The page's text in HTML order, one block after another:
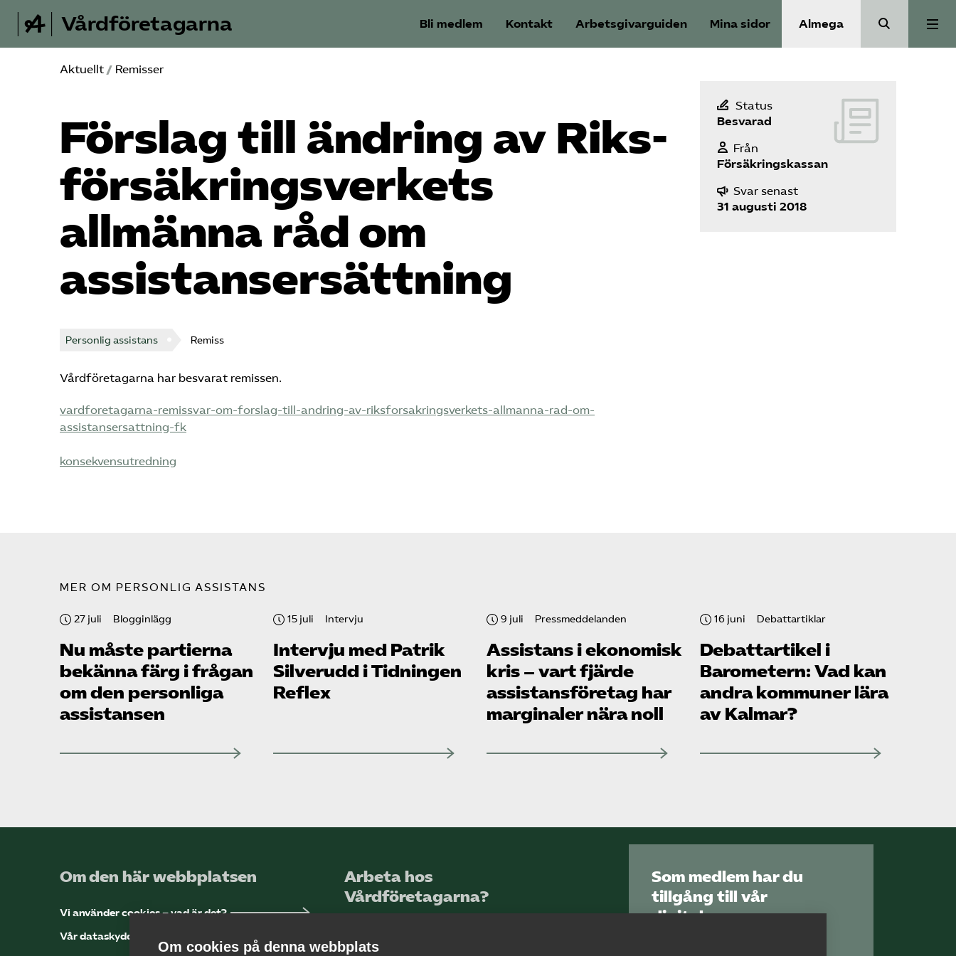
Vårdföretagarna Bli medlem Kontakt Arbetsgivarguiden Mina sidor Almega
Valmanifest
Medlemskap
Logga in på
Sök på vardforetagarna.se
In English
Aktuellt / Remisser
Förslag till ändring av Riks­
försäkringsverkets
allmänna råd om
assistansersättning
Personlig assistans Remiss
Vårdföretagarna har besvarat remissen.
vardforetagarna-remissvar-om-forslag-till-andring-av-riksforsakringsverkets-allmanna-rad-om-
assistansersattning-fk
konsekvensutredning
Status
Besvarad
Från
Försäkringskassan
Svar senast
31 augusti 2018
MER OM PERSONLIG ASSISTANS
27 juli Blogginlägg
Nu måste partierna
bekänna färg i frågan
om den personliga
assistansen
15 juli Intervju
Intervju med Patrik
Silverudd i Tidningen
Reflex
9 juli Pressmeddelanden
Assistans i ekonomisk
kris – vart fjärde
assistans­företag har
marginaler nära noll
16 juni Debattartiklar
Debattartikel i
Barometern: Vad kan
andra kommuner lära
av Kalmar?
Om den här webbplatsen
Vi använder cookies – vad är det?
Vår dataskyddspolicy
Arbeta hos
Vårdföretagarna?
Som medlem har du
tillgång till vår
digitala
Om cookies på denna webbplats